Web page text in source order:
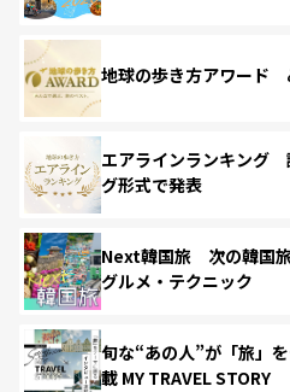
地球の歩き方アワード
エアラインランキング
グ形式で発表
Next韓国旅 次の韓国旅
グルメ・テクニック
旬な“あの人”が「旅」
載 MY TRAVEL STORY